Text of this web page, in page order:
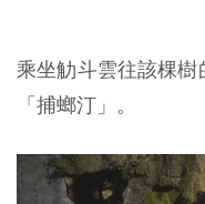
乘坐觔斗雲往該棵
「捕螂汀」。